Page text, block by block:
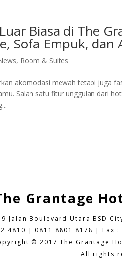
Biasa di The
Sofa Empuk, dan
, Room & Suites
akomodasi mewah tetapi juga
Salah satu fitur unggulan dari
Grantage
Jalan Boulevard Utara BSD
4810 | 0811 8801 8178 | Fax
© 2017 The Grantage
All rights